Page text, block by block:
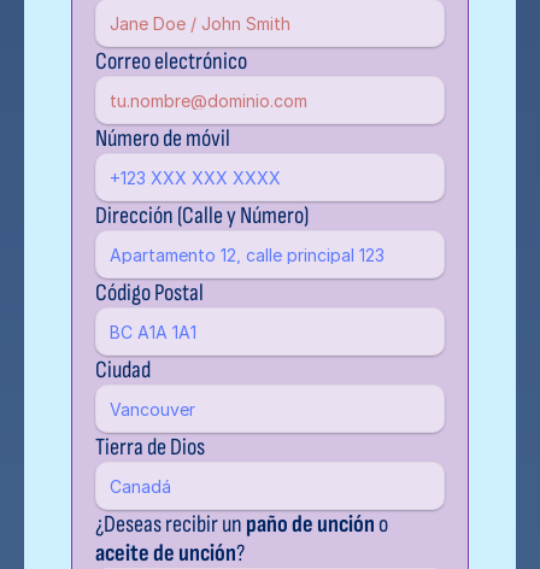
Correo electrónico
Número de móvil
Dirección (Calle y Número)
Código Postal
Ciudad
Tierra de Dios
¿Deseas recibir un paño de unción
aceite de unción?